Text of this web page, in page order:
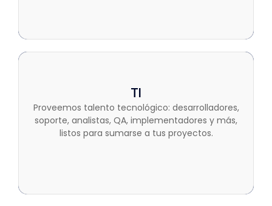
TI
Proveemos talento tecnológico: desarrolladores,
soporte, analistas, QA, implementadores y más,
listos para sumarse a tus proyectos.
TI
Proveemos talento tecnológico: desarrolladores,
soporte, analistas, QA, implementadores y más,
listos para sumarse a tus proyectos.